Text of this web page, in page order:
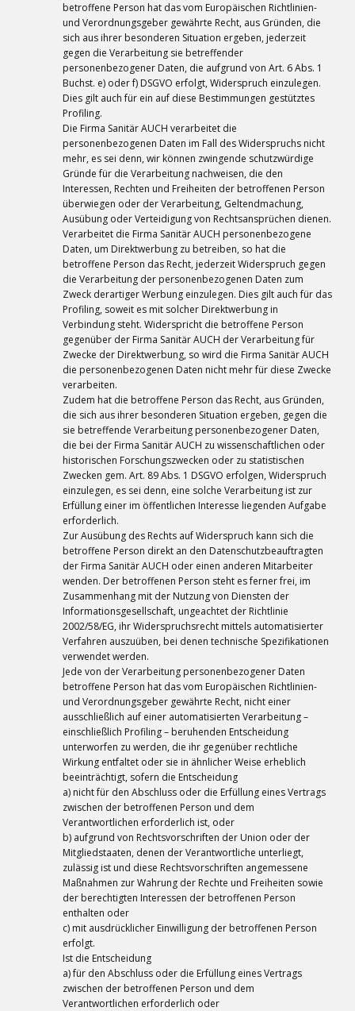
betroffene Person hat das vom Europäischen Richtlinien-
und Verordnungsgeber gewährte Recht, aus Gründen, die
sich aus ihrer besonderen Situation ergeben, jederzeit
gegen die Verarbeitung sie betreffender
personenbezogener Daten, die aufgrund von Art. 6 Abs. 1
Buchst. e) oder f) DSGVO erfolgt, Widerspruch einzulegen.
Dies gilt auch für ein auf diese Bestimmungen gestütztes
Profiling.
Die Firma Sanitär AUCH verarbeitet die
personenbezogenen Daten im Fall des Widerspruchs nicht
mehr, es sei denn, wir können zwingende schutzwürdige
Gründe für die Verarbeitung nachweisen, die den
Interessen, Rechten und Freiheiten der betroffenen Person
überwiegen oder der Verarbeitung, Geltendmachung,
Ausübung oder Verteidigung von Rechtsansprüchen dienen.
Verarbeitet die Firma Sanitär AUCH personenbezogene
Daten, um Direktwerbung zu betreiben, so hat die
betroffene Person das Recht, jederzeit Widerspruch gegen
die Verarbeitung der personenbezogenen Daten zum
Zweck derartiger Werbung einzulegen. Dies gilt auch für das
Profiling, soweit es mit solcher Direktwerbung in
Verbindung steht. Widerspricht die betroffene Person
gegenüber der Firma Sanitär AUCH der Verarbeitung für
Zwecke der Direktwerbung, so wird die Firma Sanitär AUCH
die personenbezogenen Daten nicht mehr für diese Zwecke
verarbeiten.
Zudem hat die betroffene Person das Recht, aus Gründen,
die sich aus ihrer besonderen Situation ergeben, gegen die
sie betreffende Verarbeitung personenbezogener Daten,
die bei der Firma Sanitär AUCH zu wissenschaftlichen oder
historischen Forschungszwecken oder zu statistischen
Zwecken gem. Art. 89 Abs. 1 DSGVO erfolgen, Widerspruch
einzulegen, es sei denn, eine solche Verarbeitung ist zur
Erfüllung einer im öffentlichen Interesse liegenden Aufgabe
erforderlich.
Zur Ausübung des Rechts auf Widerspruch kann sich die
betroffene Person direkt an den Datenschutzbeauftragten
der Firma Sanitär AUCH oder einen anderen Mitarbeiter
wenden. Der betroffenen Person steht es ferner frei, im
Zusammenhang mit der Nutzung von Diensten der
Informationsgesellschaft, ungeachtet der Richtlinie
2002/58/EG, ihr Widerspruchsrecht mittels automatisierter
Verfahren auszuüben, bei denen technische Spezifikationen
verwendet werden.
Jede von der Verarbeitung personenbezogener Daten
betroffene Person hat das vom Europäischen Richtlinien-
und Verordnungsgeber gewährte Recht, nicht einer
ausschließlich auf einer automatisierten Verarbeitung –
einschließlich Profiling – beruhenden Entscheidung
unterworfen zu werden, die ihr gegenüber rechtliche
Wirkung entfaltet oder sie in ähnlicher Weise erheblich
beeinträchtigt, sofern die Entscheidung
a) nicht für den Abschluss oder die Erfüllung eines Vertrags
zwischen der betroffenen Person und dem
Verantwortlichen erforderlich ist, oder
b) aufgrund von Rechtsvorschriften der Union oder der
Mitgliedstaaten, denen der Verantwortliche unterliegt,
zulässig ist und diese Rechtsvorschriften angemessene
Maßnahmen zur Wahrung der Rechte und Freiheiten sowie
der berechtigten Interessen der betroffenen Person
enthalten oder
c) mit ausdrücklicher Einwilligung der betroffenen Person
erfolgt.
Ist die Entscheidung
a) für den Abschluss oder die Erfüllung eines Vertrags
zwischen der betroffenen Person und dem
Verantwortlichen erforderlich oder